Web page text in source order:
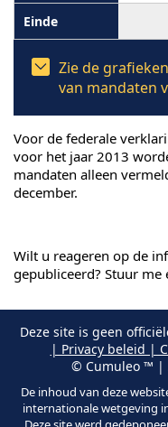
Zie de
van mandaten
Voor de federale
voor het jaar 2013
mandaten alleen
december.
Wilt u reageren op de
gepubliceerd? Stuur me
Deze site is geen
| Privacy beleid |
© Cumuleo ™ |
De inhoud van deze
internationale wetgeving